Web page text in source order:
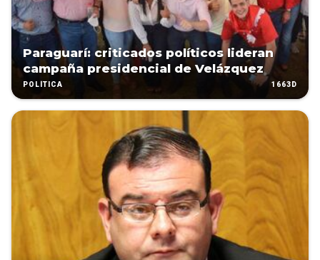
Paraguarí: criticados políticos lideran
campaña presidencial de Velázquez
POLÍTICA 1663D